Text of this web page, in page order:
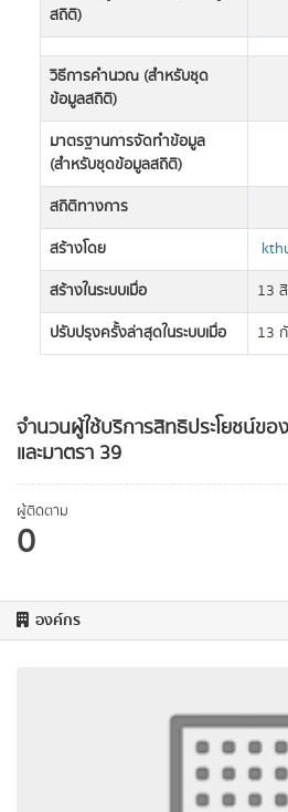
จำนวนผู้ใช้บริการสิทธิประโยชน์ข
และมาตรา 39
ผู้ติดตาม
0
องค์กร
สถิติ)
วิธีการคำนวณ (สำหรับชุด
ข้อมูลสถิติ)
มาตรฐานการจัดทำข้อมูล
(สำหรับชุดข้อมูลสถิติ)
สถิติทางการ
สร้างโดย
สร้างในระบบเมื่อ
13
ปรับปรุงครั้งล่าสุดในระบบเมื่อ
13